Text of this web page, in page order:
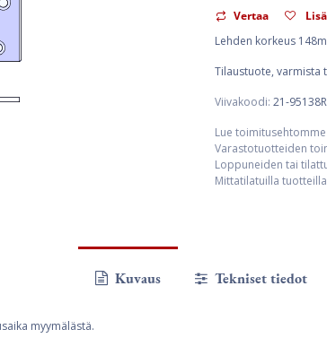
Vertaa
Lehden korkeus
Tilaustuote, varmista
Viivakoodi: 21-
Lue toimitusehtomme
Varastotuotteiden
Loppuneiden tai
Mittatilatuilla
Kuvaus Tekniset tiedot
myymälästä.